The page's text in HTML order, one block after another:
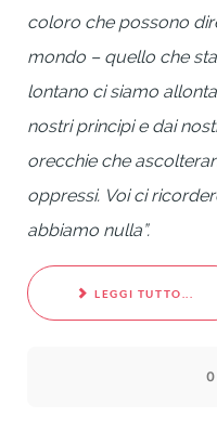
coloro che possono
mondo – quello che
lontano ci siamo
nostri principi e dai
orecchie che
oppressi. Voi ci
abbiamo nulla”.
LEGGI TUTTO...
0